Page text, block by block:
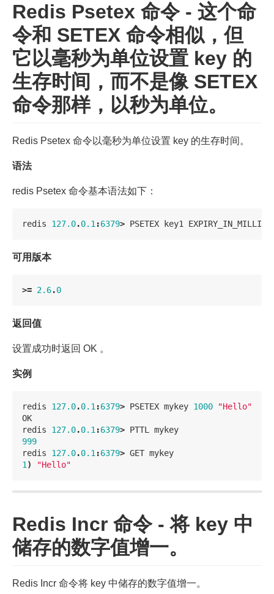
Redis Psetex 命令 - 这个命
令和 SETEX 命令相似，但
它以毫秒为单位设置 key 的
生存时间，而不是像 SETEX
命令那样，以秒为单位。
Redis Psetex 命令以毫秒为单位设置 key 的生存时间。
语法
redis Psetex 命令基本语法如下：
redis 127.0.0.1 :6379> PSETEX key1
可用版本
>= 2.6.0
返回值
设置成功时返回 OK 。
实例
redis 127.0.0.1 :6379> PSETEX mykey 1000
"Hello"
OK
redis
127.0.0.1 :6379> PTTL
mykey
999
redis
127.0.0.1 :6379> GET mykey
1 ) "Hello"
Redis Incr 命令 - 将 key 中
储存的数字值增一。
Redis Incr 命令将 key 中储存的数字值增一。